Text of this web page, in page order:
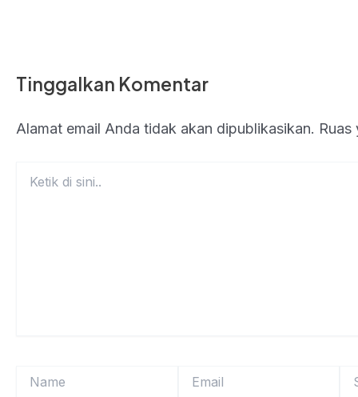
Tinggalkan Komentar
Alamat email Anda tidak akan dipublikasikan.